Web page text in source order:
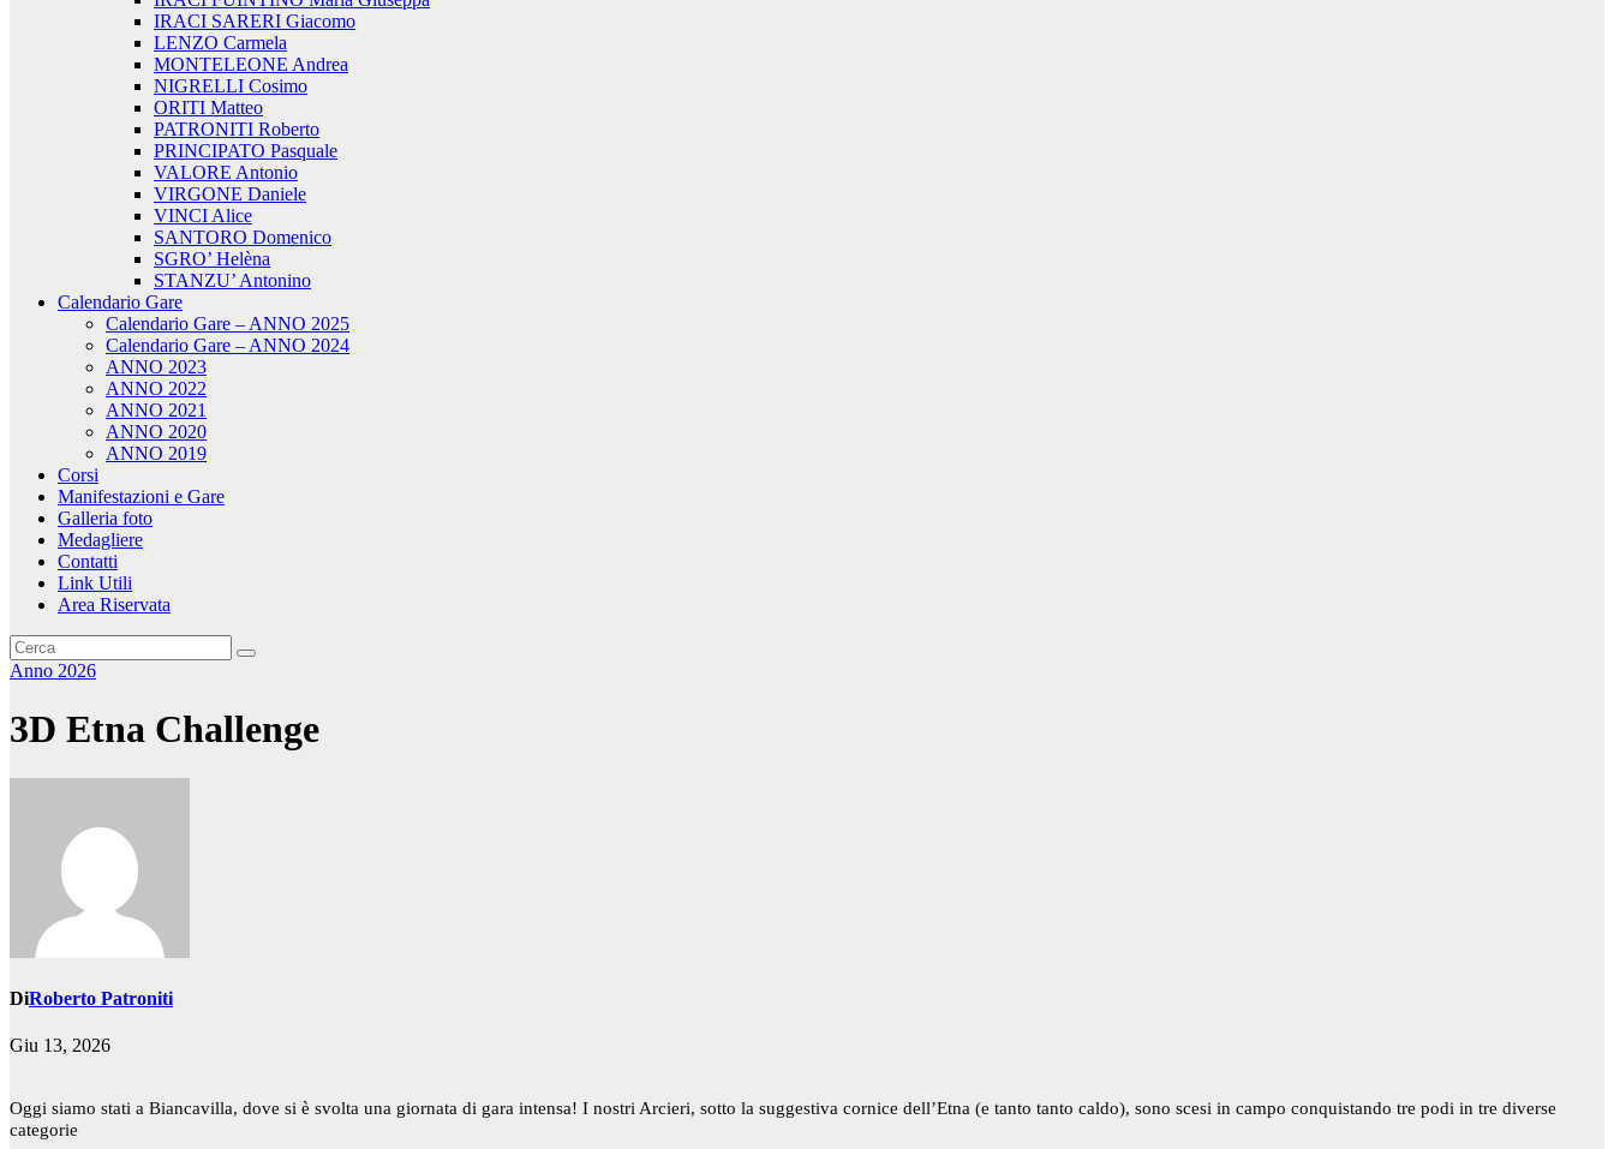
IRACI SARERI Giacomo
LENZO Carmela
MONTELEONE Andrea
NIGRELLI Cosimo
ORITI Matteo
PATRONITI Roberto
PRINCIPATO Pasquale
VALORE Antonio
VIRGONE Daniele
VINCI Alice
SANTORO Domenico
SGRO’ Helèna
STANZU’ Antonino
Calendario Gare
Calendario Gare – ANNO 2025
Calendario Gare – ANNO 2024
ANNO 2023
ANNO 2022
ANNO 2021
ANNO 2020
ANNO 2019
Corsi
Manifestazioni e Gare
Galleria foto
Medagliere
Contatti
Link Utili
Area Riservata
Anno 2026
3D Etna Challenge
DiRoberto Patroniti
Giu 13, 2026
Oggi siamo stati a Biancavilla, dove si è svolta una giornata di gara intensa! I nostri Arcieri, sotto la suggestiva cornice dell’Etna (e tanto tanto caldo), sono scesi in campo conquistando tre podi in tre diverse
categorie